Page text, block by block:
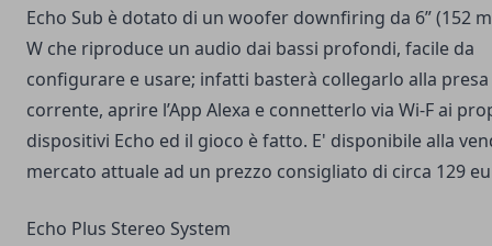
Echo Sub è dotato di un woofer downfiring da 6” (152
W che riproduce un audio dai bassi profondi, facile da
configurare e usare; infatti basterà collegarlo alla
corrente, aprire l’App Alexa e connetterlo via Wi-F ai
dispositivi Echo ed il gioco è fatto. E' disponibile alla
mercato attuale ad un prezzo consigliato di circa 129
Echo Plus Stereo System